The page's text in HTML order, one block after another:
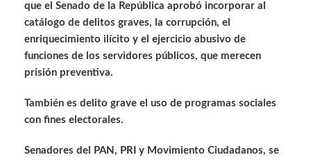
que el Senado de la República aprobó incorporar al
catálogo de delitos graves, la corrupción, el
enriquecimiento ilícito y el ejercicio abusivo de
funciones de los servidores públicos, que merecen
prisión preventiva.
También es delito grave el uso de programas sociales
con fines electorales.
Senadores del PAN, PRI y Movimiento Ciudadanos, se